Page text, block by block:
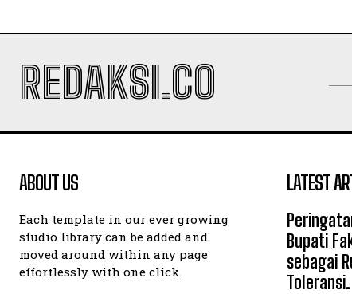
REDAKSI.CO
ABOUT US
Each template in our ever growing
studio library can be added and
moved around within any page
effortlessly with one click.
LATEST
Bupati
sebagai
Toleransi.